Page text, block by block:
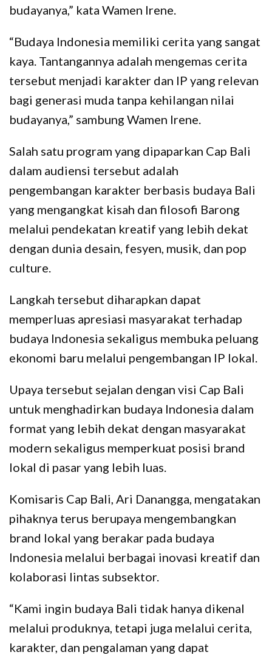
budayanya,” kata Wamen Irene.
“Budaya Indonesia memiliki cerita yang sangat
kaya. Tantangannya adalah mengemas cerita
tersebut menjadi karakter dan IP yang relevan
bagi generasi muda tanpa kehilangan nilai
budayanya,” sambung Wamen Irene.
Salah satu program yang dipaparkan Cap Bali
dalam audiensi tersebut adalah
pengembangan karakter berbasis budaya Bali
yang mengangkat kisah dan filosofi Barong
melalui pendekatan kreatif yang lebih dekat
dengan dunia desain, fesyen, musik, dan pop
culture.
Langkah tersebut diharapkan dapat
memperluas apresiasi masyarakat terhadap
budaya Indonesia sekaligus membuka peluang
ekonomi baru melalui pengembangan IP lokal.
Upaya tersebut sejalan dengan visi Cap Bali
untuk menghadirkan budaya Indonesia dalam
format yang lebih dekat dengan masyarakat
modern sekaligus memperkuat posisi brand
lokal di pasar yang lebih luas.
Komisaris Cap Bali, Ari Danangga, mengatakan
pihaknya terus berupaya mengembangkan
brand lokal yang berakar pada budaya
Indonesia melalui berbagai inovasi kreatif dan
kolaborasi lintas subsektor.
“Kami ingin budaya Bali tidak hanya dikenal
melalui produknya, tetapi juga melalui cerita,
karakter, dan pengalaman yang dapat